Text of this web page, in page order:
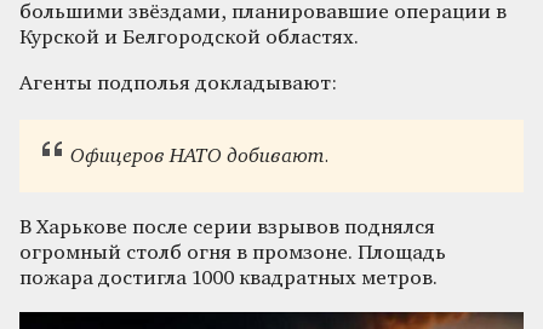
большими звёздами, планировавшие операции в
Курской и Белгородской областях.
Агенты подполья докладывают:
Офицеров НАТО добивают.
В Харькове после серии взрывов поднялся
огромный столб огня в промзоне. Площадь
пожара достигла 1000 квадратных метров.